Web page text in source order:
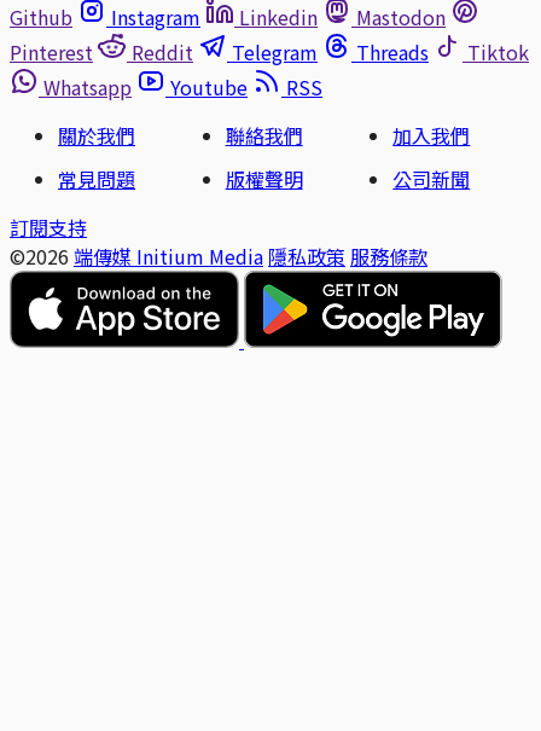
Github
Instagram Linkedin
Mastodon
Pinterest
Reddit Telegram Threads
Tiktok
Whatsapp
Youtube
RSS
關於我們
聯絡我們
加入我們
常見問題
版權聲明
公司新聞
訂閱支持
©2026 端傳媒 Initium Media 隱私政策 服務條款